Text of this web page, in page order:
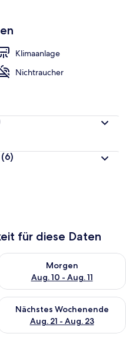
Klimaanlage
Nichtraucher
(6)
für diese Daten
Nacht, Aug. 9 - Aug.
Morgen
Aug. 10 - Aug. 11
die Verfügbarkeit
Wochenende, Aug. 14
Nächstes Wochenende
Aug. 21 - Aug. 23
die Verfügbarkeit